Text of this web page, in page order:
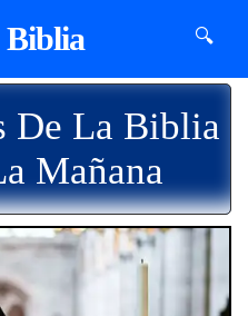
Biblia 🔍
De La Biblia
Mañana